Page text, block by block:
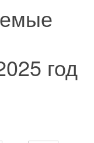
год